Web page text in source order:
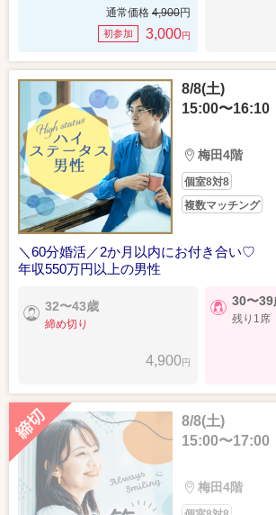
通常価格 4,900円
初参加 3,000円
8/8(土)
15:00〜16:10
梅田4階
個室8対8
複数マッチング
＼60分婚活／2か月以内にお付き合い♡
年収550万円以上の男性
32〜43歳
締め切り
4,900円
30〜39
残り1席
8/8(土)
15:00〜17:00
梅田4階